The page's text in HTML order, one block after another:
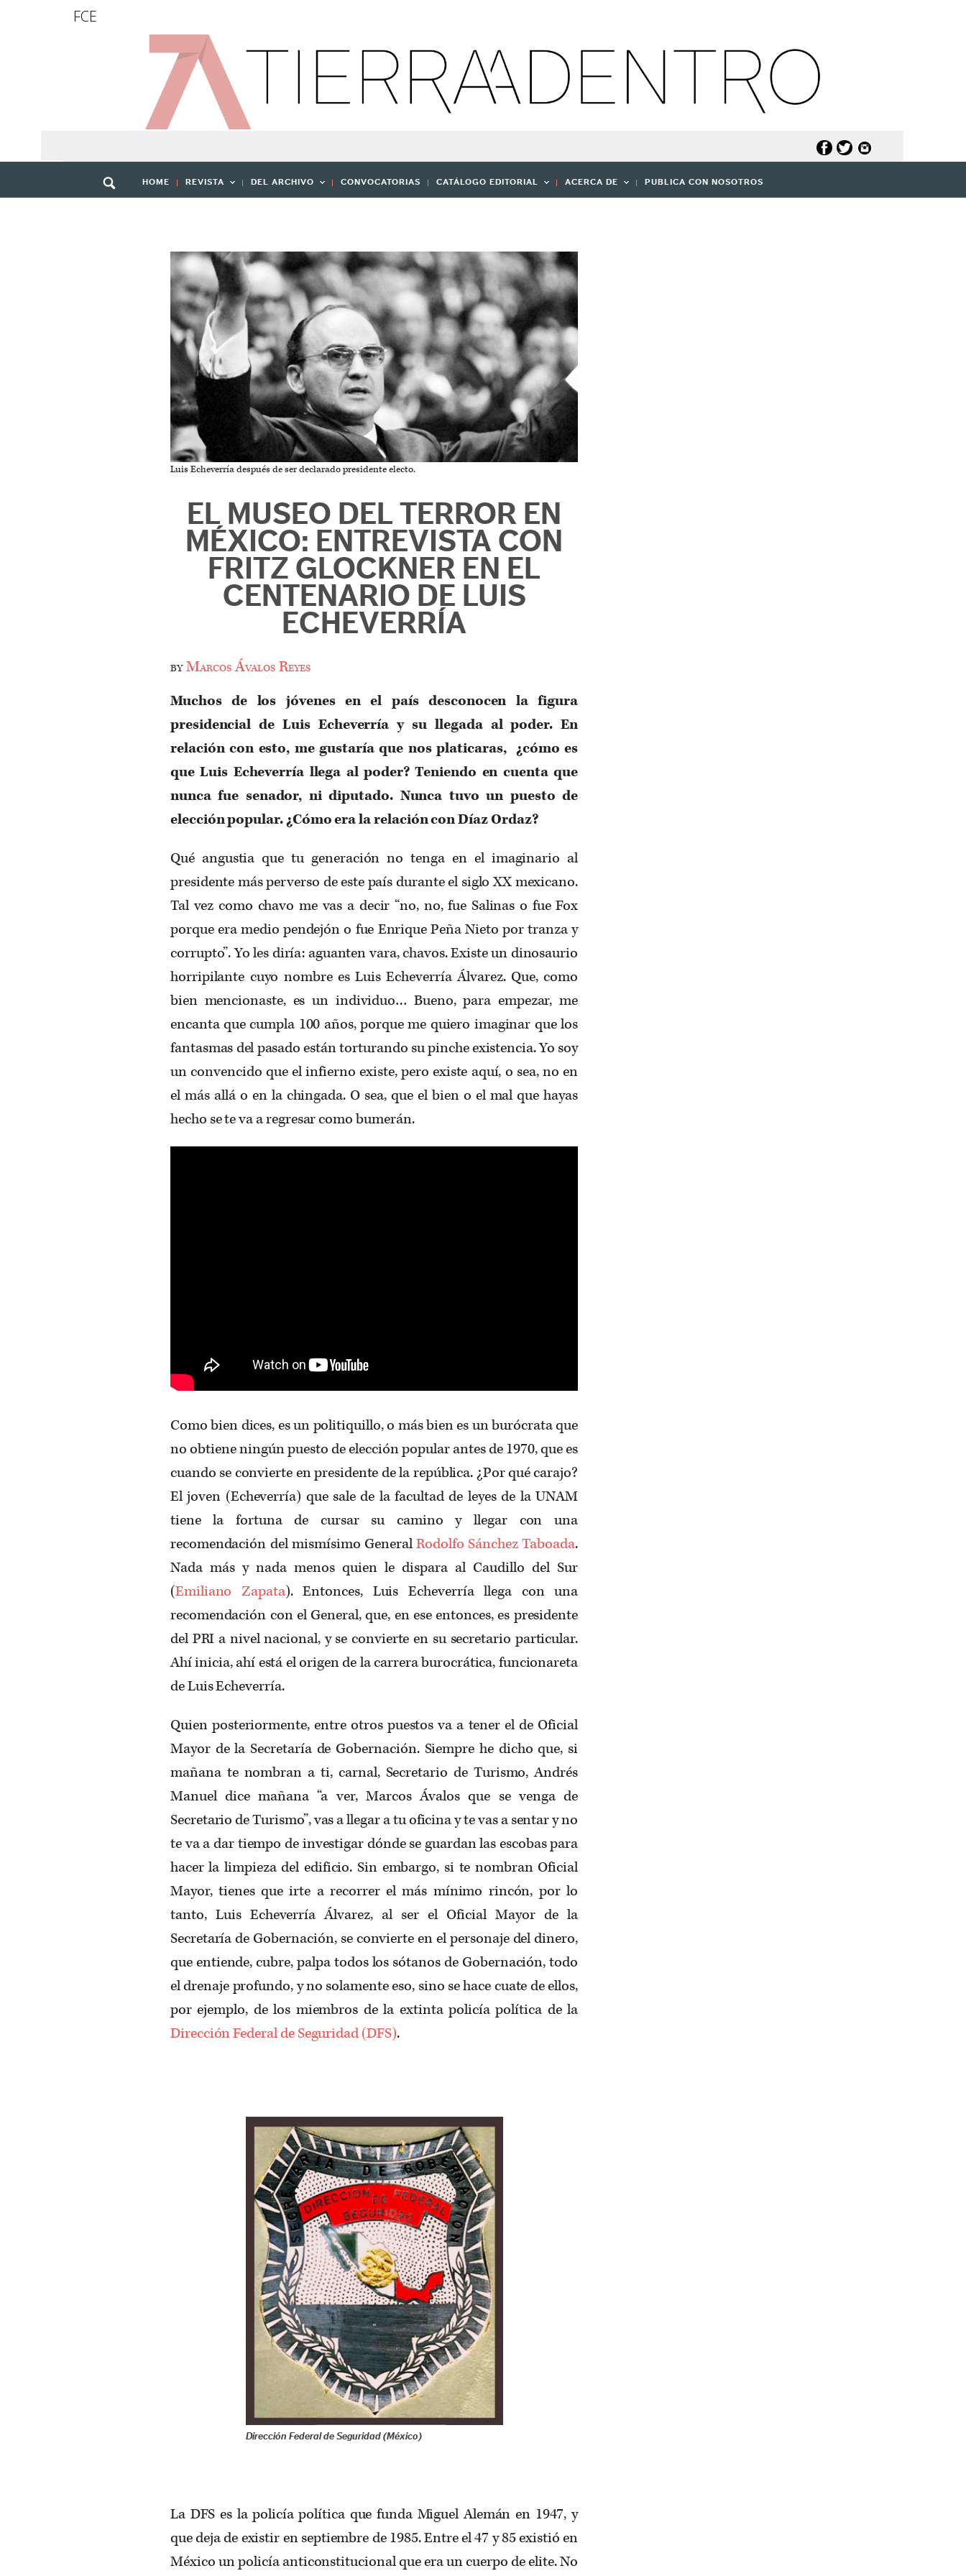
FCE
HOME REVISTA DEL ARCHIVO CONVOCATORIAS CATÁLOGO EDITORIAL ACERCA DE PUBLICA CON NOSOTROS
Luis Echeverría después de ser declarado presidente electo.
EL MUSEO DEL TERROR EN
MÉXICO: ENTREVISTA CON
FRITZ GLOCKNER EN EL
CENTENARIO DE LUIS
ECHEVERRÍA
byMarcos Ávalos Reyes
Muchos de los jóvenes en el país desconocen la figura
presidencial de Luis Echeverría y su llegada al poder. En
relación con esto, me gustaría que nos platicaras, ¿cómo es
que Luis Echeverría llega al poder? Teniendo en cuenta que
nunca fue senador, ni diputado. Nunca tuvo un puesto de
elección popular. ¿Cómo era la relación con Díaz Ordaz?
Qué angustia que tu generación no tenga en el imaginario al
presidente más perverso de este país durante el siglo XX mexicano.
Tal vez como chavo me vas a decir “no, no, fue Salinas o fue Fox
porque era medio pendejón o fue Enrique Peña Nieto por tranza y
corrupto”. Yo les diría: aguanten vara, chavos. Existe un dinosaurio
horripilante cuyo nombre es Luis Echeverría Álvarez. Que, como
bien mencionaste, es un individuo… Bueno, para empezar, me
encanta que cumpla 100 años, porque me quiero imaginar que los
fantasmas del pasado están torturando su pinche existencia. Yo soy
un convencido que el infierno existe, pero existe aquí, o sea, no en
el más allá o en la chingada. O sea, que el bien o el mal que hayas
hecho se te va a regresar como bumerán.
Como bien dices, es un politiquillo, o más bien es un burócrata que
no obtiene ningún puesto de elección popular antes de 1970, que es
cuando se convierte en presidente de la república. ¿Por qué carajo?
El joven (Echeverría) que sale de la facultad de leyes de la UNAM
tiene la fortuna de cursar su camino y llegar con una
recomendación del mismísimo GeneralRodolfo Sánchez Taboada.
Nada más y nada menos quien le dispara al Caudillo del Sur
(Emiliano Zapata). Entonces, Luis Echeverría llega con una
recomendación con el General, que, en ese entonces, es presidente
del PRI a nivel nacional, y se convierte en su secretario particular.
Ahí inicia, ahí está el origen de la carrera burocrática, funcionareta
de Luis Echeverría.
Quien posteriormente, entre otros puestos va a tener el de Oficial
Mayor de la Secretaría de Gobernación. Siempre he dicho que, si
mañana te nombran a ti, carnal, Secretario de Turismo, Andrés
Manuel dice mañana “a ver, Marcos Ávalos que se venga de
Secretario de Turismo”, vas a llegar a tu oficina y te vas a sentar y no
te va a dar tiempo de investigar dónde se guardan las escobas para
hacer la limpieza del edificio. Sin embargo, si te nombran Oficial
Mayor, tienes que irte a recorrer el más mínimo rincón, por lo
tanto, Luis Echeverría Álvarez, al ser el Oficial Mayor de la
Secretaría de Gobernación, se convierte en el personaje del dinero,
que entiende, cubre, palpa todos los sótanos de Gobernación, todo
el drenaje profundo, y no solamente eso, sino se hace cuate de ellos,
por ejemplo, de los miembros de la extinta policía política de la
Dirección Federal de Seguridad (DFS).
Dirección Federal de Seguridad (México)
La DFS es la policía política que funda Miguel Alemán en 1947, y
que deja de existir en septiembre de 1985. Entre el 47 y 85 existió en
México un policía anticonstitucional que era un cuerpo de elite. No